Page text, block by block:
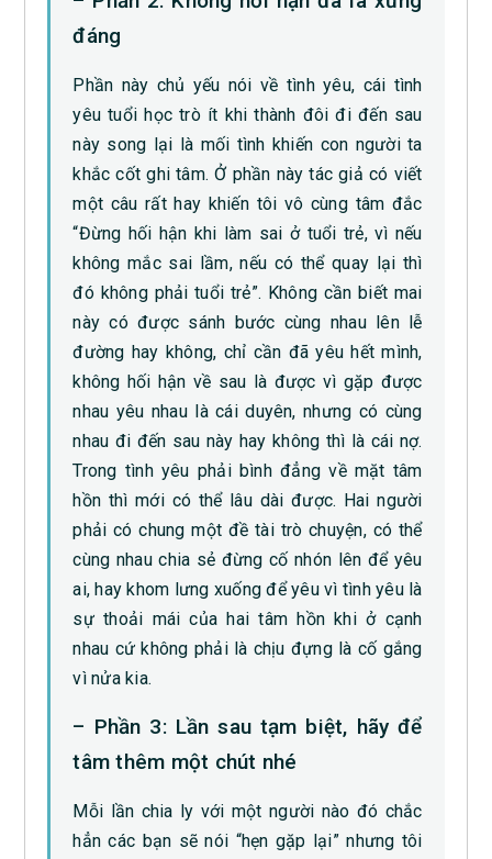
đáng
Phần này chủ yếu nói về tình yêu, cái tình
yêu tuổi học trò ít khi thành đôi đi đến sau
này song lại là mối tình khiến con người ta
khắc cốt ghi tâm. Ở phần này tác giả có viết
một câu rất hay khiến tôi vô cùng tâm đắc
“Đừng hối hận khi làm sai ở tuổi trẻ, vì nếu
không mắc sai lầm, nếu có thể quay lại thì
đó không phải tuổi trẻ”. Không cần biết mai
này có được sánh bước cùng nhau lên lễ
đường hay không, chỉ cần đã yêu hết mình,
không hối hận về sau là được vì gặp được
nhau yêu nhau là cái duyên, nhưng có cùng
nhau đi đến sau này hay không thì là cái nợ.
Trong tình yêu phải bình đẳng về mặt tâm
hồn thì mới có thể lâu dài được. Hai người
phải có chung một đề tài trò chuyện, có thể
cùng nhau chia sẻ đừng cố nhón lên để yêu
ai, hay khom lưng xuống để yêu vì tình yêu là
sự thoải mái của hai tâm hồn khi ở cạnh
nhau cứ không phải là chịu đựng là cố gắng
vì nửa kia.
– Phần 3: Lần sau tạm biệt, hãy để
tâm thêm một chút nhé
Mỗi lần chia ly với một người nào đó chắc
hẳn các bạn sẽ nói “hẹn gặp lại” nhưng tôi